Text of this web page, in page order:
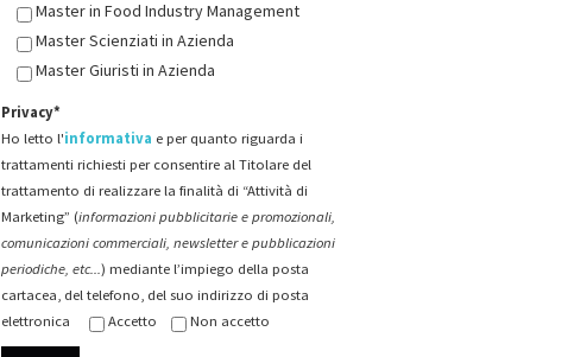
Master in Food Industry Management
Master Scienziati in Azienda
Master Giuristi in Azienda
Privacy*
Ho letto l'informativa e per quanto riguarda i
trattamenti richiesti per consentire al Titolare del
trattamento di realizzare la finalità di “Attività di
Marketing” (informazioni pubblicitarie e promozionali,
comunicazioni commerciali, newsletter e pubblicazioni
periodiche, etc...) mediante l’impiego della posta
cartacea, del telefono, del suo indirizzo di posta
elettronica
Accetto Non accetto